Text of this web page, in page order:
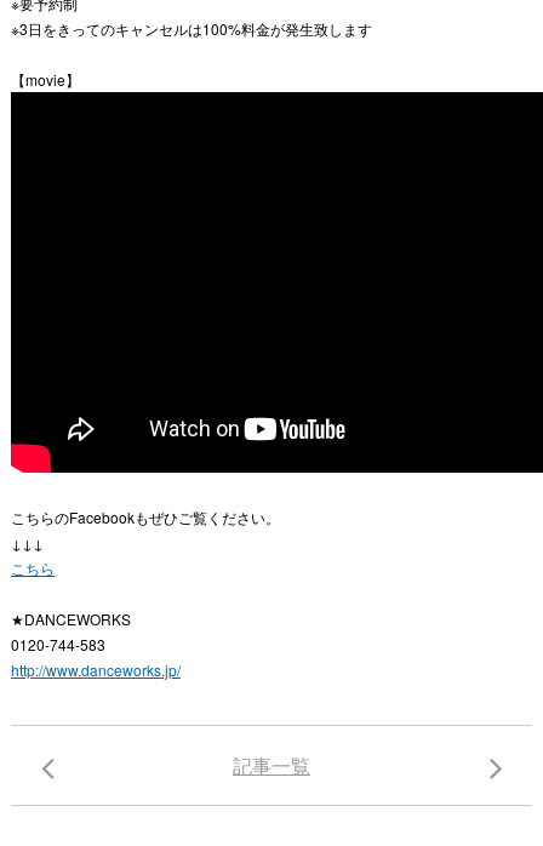
※3日をきってのキャンセルは100%料金が発生致します
【movie】
こちらのFacebookもぜひご覧ください。
↓↓↓
こちら
★DANCEWORKS
0120-744-583
http://www.danceworks.jp/
記事一覧